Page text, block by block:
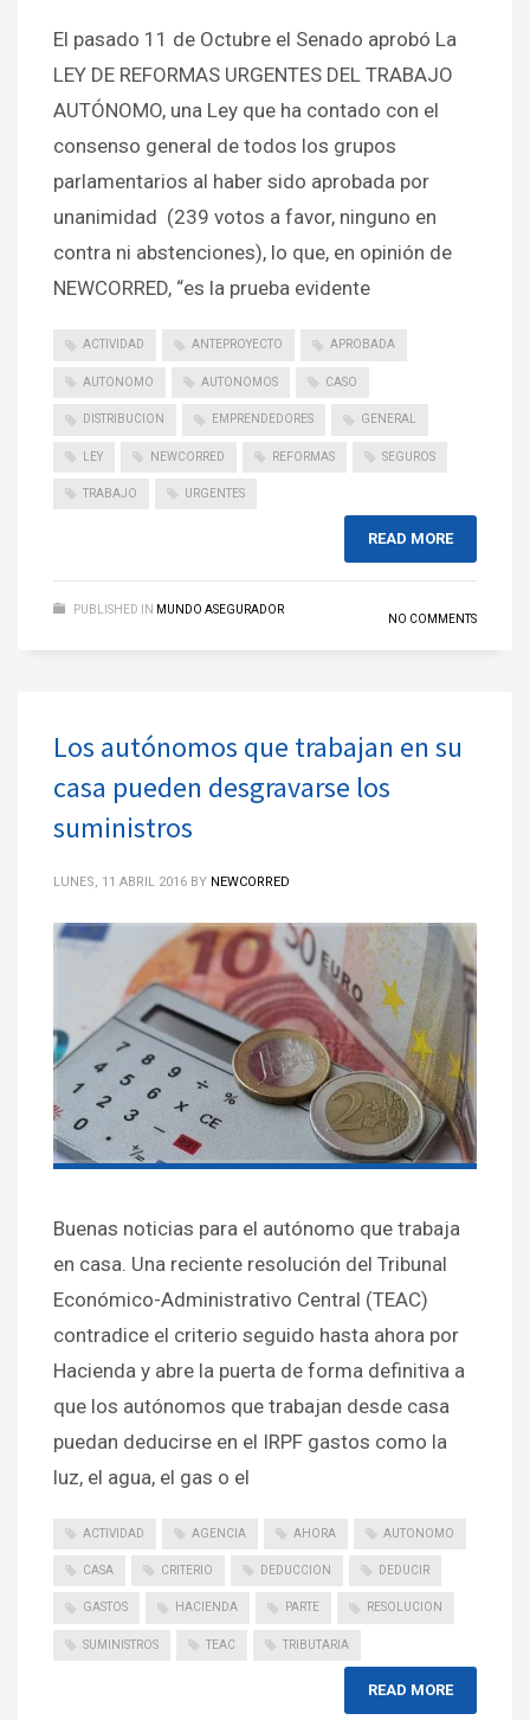
El pasado 11 de Octubre el Senado aprobó La
LEY DE REFORMAS URGENTES DEL TRABAJO
AUTÓNOMO, una Ley que ha contado con el
consenso general de todos los grupos
parlamentarios al haber sido aprobada por
unanimidad (239 votos a favor, ninguno en
contra ni abstenciones), lo que, en opinión de
NEWCORRED, “es la prueba evidente
ACTIVIDAD ANTEPROYECTO APROBADA
AUTONOMO AUTONOMOS CASO
DISTRIBUCION EMPRENDEDORES GENERAL
LEY NEWCORRED REFORMAS SEGUROS
TRABAJO URGENTES
READ MORE
PUBLISHED IN MUNDO ASEGURADOR
NO COMMENTS
Los autónomos que trabajan en su
casa pueden desgravarse los
suministros
LUNES, 11 ABRIL 2016 BY NEWCORRED
Buenas noticias para el autónomo que trabaja
en casa. Una reciente resolución del Tribunal
Económico-Administrativo Central (TEAC)
contradice el criterio seguido hasta ahora por
Hacienda y abre la puerta de forma definitiva a
que los autónomos que trabajan desde casa
puedan deducirse en el IRPF gastos como la
luz, el agua, el gas o el
ACTIVIDAD AGENCIA AHORA AUTONOMO
CASA CRITERIO DEDUCCION DEDUCIR
GASTOS HACIENDA PARTE RESOLUCION
SUMINISTROS TEAC TRIBUTARIA
READ MORE